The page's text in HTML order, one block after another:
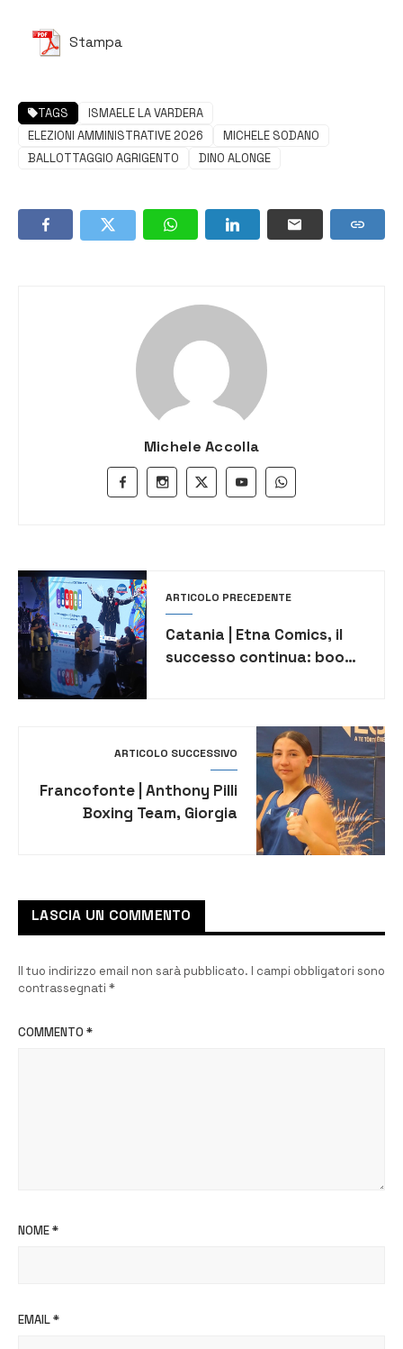
Stampa
TAGS
ISMAELE LA VARDERA
ELEZIONI AMMINISTRATIVE 2026
MICHELE SODANO
BALLOTTAGGIO AGRIGENTO
DINO ALONGE
Michele Accolla
ARTICOLO PRECEDENTE
Catania | Etna Comics, il
successo continua: boom
ARTICOLO SUCCESSIVO
Francofonte | Anthony Pilli
Boxing Team, Giorgia
LASCIA UN COMMENTO
Il tuo indirizzo email non sarà pubblicato. I campi obbligatori sono
contrassegnati *
COMMENTO *
NOME*
EMAIL*